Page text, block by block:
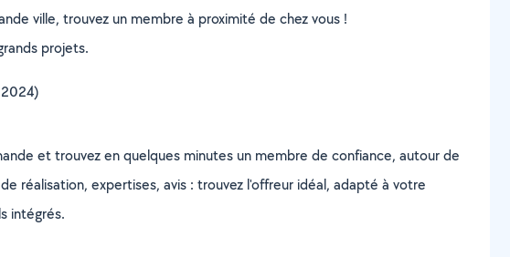
ville, trouvez un membre à proximité de chez vous !
projets.
et trouvez en quelques minutes un membre de confiance, autour de
réalisation, expertises, avis : trouvez l'offreur idéal, adapté à votre
intégrés.